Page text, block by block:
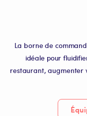
La borne de
idéale pour
restaurant, augmenter